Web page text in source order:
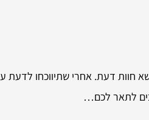
חוות דעת. אחרי שתיווכחו
לתאר לכם…